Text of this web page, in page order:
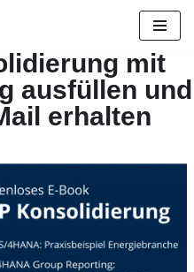
mit
ausfüllen und
erhalten